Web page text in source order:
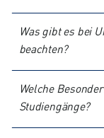
Was gibt es bei
beachten?
Welche
Studiengänge?